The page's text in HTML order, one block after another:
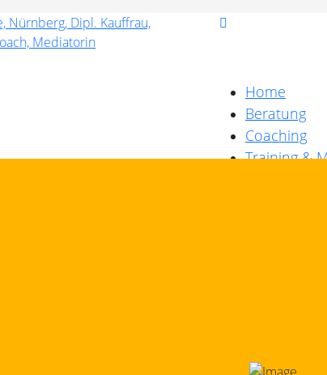
Home
Beratung
Coaching
Training &